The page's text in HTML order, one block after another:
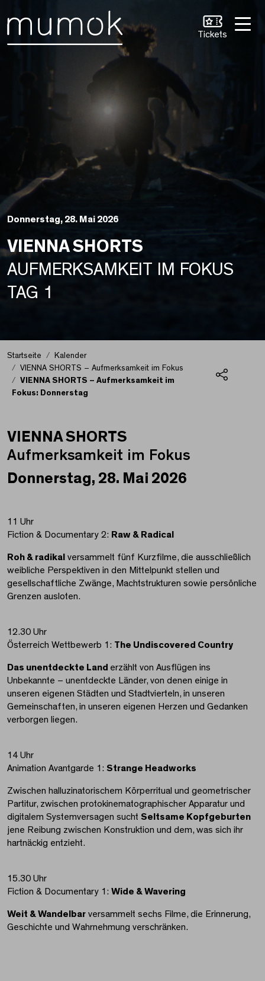
Tickets
Donnerstag, 28. Mai 2026
VIENNA SHORTS
AUFMERKSAMKEIT IM FOKUS
TAG 1
Startseite
Kalender
VIENNA SHORTS – Aufmerksamkeit im Fokus
VIENNA SHORTS – Aufmerksamkeit im
Fokus: Donnerstag
VIENNA SHORTS –
VIENNA SHORTS
Aufmerksamkeit im Fokus
Donnerstag, 28. Mai 2026
11 Uhr
Fiction & Documentary 2: Raw & Radical
Roh & radikal versammelt fünf Kurzfilme, die ausschließlich
weibliche Perspektiven in den Mittelpunkt stellen und
gesellschaftliche Zwänge, Machtstrukturen sowie persönliche
Grenzen ausloten.
12.30 Uhr
Österreich Wettbewerb 1: The Undiscovered Country
Das unentdeckte Land erzählt von Ausflügen ins
Unbekannte – ​​unentdeckte Länder, von denen einige in
unseren eigenen Städten und Stadtvierteln, in unseren
Gemeinschaften, in unseren eigenen Herzen und Gedanken
verborgen liegen.
14 Uhr
Animation Avantgarde 1: Strange Headworks
Zwischen halluzinatorischem Körperritual und geometrischer
Partitur, zwischen protokinematographischer Apparatur und
digitalem Systemversagen sucht Seltsame Kopfgeburten
jene Reibung zwischen Konstruktion und dem, was sich ihr
hartnäckig entzieht.
15.30 Uhr
Fiction & Documentary 1: Wide & Wavering
Weit & Wandelbar versammelt sechs Filme, die Erinnerung,
Geschichte und Wahrnehmung verschränken.